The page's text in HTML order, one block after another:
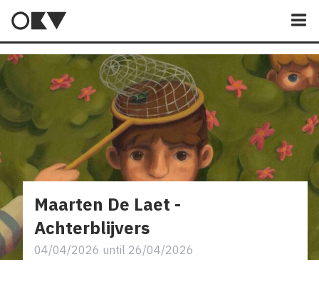
Maarten De Laet -
Achterblijvers
04/04/2026 until 26/04/2026